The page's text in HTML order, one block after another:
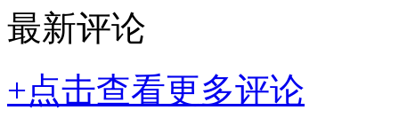
最新评论
+点击查看更多评论